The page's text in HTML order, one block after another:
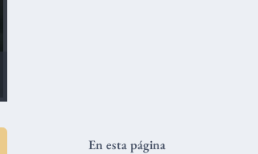
En esta página